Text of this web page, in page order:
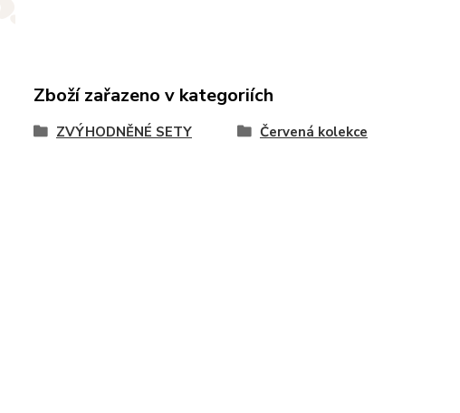
Zboží zařazeno v kategoriích
ZVÝHODNĚNÉ SETY Červená kolekce